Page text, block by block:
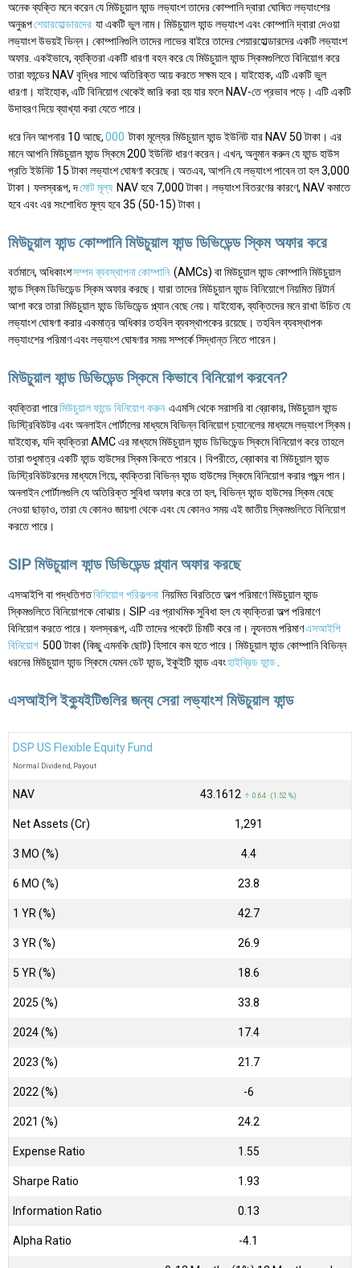
অনেক ব্যক্তি মনে করেন যে মিউচুয়াল ফান্ড লভ্যাংশ তাদের কোম্পানি দ্বারা ঘোষিত লভ্যাংশের
অনুরূপশেয়ারহোল্ডারদের যা একটি ভুল নাম। মিউচুয়াল ফান্ড লভ্যাংশ এবং কোম্পানি দ্বারা দেওয়া
লভ্যাংশ উভয়ই ভিন্ন। কোম্পানিগুলি তাদের লাভের বাইরে তাদের শেয়ারহোল্ডারদের একটি লভ্যাংশ
অফার. একইভাবে, ব্যক্তিরা একটি ধারণা বহন করে যে মিউচুয়াল ফান্ড স্কিমগুলিতে বিনিয়োগ করে
তারা ফান্ডের NAV বৃদ্ধির সাথে অতিরিক্ত আয় করতে সক্ষম হবে। যাইহোক, এটি একটি ভুল
ধারণা। যাইহোক, এটি বিনিয়োগ থেকেই জারি করা হয় যার ফলে NAV-তে প্রভাব পড়ে। এটি একটি
উদাহরণ দিয়ে ব্যাখ্যা করা যেতে পারে।
ধরে নিন আপনার 10 আছে,000 টাকা মূল্যের মিউচুয়াল ফান্ড ইউনিট যার NAV 50 টাকা। এর
মানে আপনি মিউচুয়াল ফান্ড স্কিমে 200 ইউনিট ধারণ করেন। এখন, অনুমান করুন যে ফান্ড হাউস
প্রতি ইউনিট 15 টাকা লভ্যাংশ ঘোষণা করেছে। অতএব, আপনি যে লভ্যাংশ পাবেন তা হল 3,000
টাকা। ফলস্বরূপ, দমোট মূল্য NAV হবে 7,000 টাকা। লভ্যাংশ বিতরণের কারণে, NAV কমাতে
হবে এবং এর সংশোধিত মূল্য হবে 35 (50-15) টাকা।
মিউচুয়াল ফান্ড কোম্পানি মিউচুয়াল ফান্ড ডিভিডেন্ড স্কিম অফার করে
বর্তমানে, অধিকাংশসম্পদ ব্যবস্থাপনা কোম্পানি (AMCs) বা মিউচুয়াল ফান্ড কোম্পানি মিউচুয়াল
ফান্ড স্কিম ডিভিডেন্ড স্কিম অফার করছে। যারা তাদের মিউচুয়াল ফান্ড বিনিয়োগে নিয়মিত রিটার্ন
আশা করে তারা মিউচুয়াল ফান্ড ডিভিডেন্ড প্ল্যান বেছে নেয়। যাইহোক, ব্যক্তিদের মনে রাখা উচিত যে
লভ্যাংশ ঘোষণা করার একমাত্র অধিকার তহবিল ব্যবস্থাপকের রয়েছে। তহবিল ব্যবস্থাপক
লভ্যাংশের পরিমাণ এবং লভ্যাংশ ঘোষণার সময় সম্পর্কে সিদ্ধান্ত নিতে পারেন।
মিউচুয়াল ফান্ড ডিভিডেন্ড স্কিমে কিভাবে বিনিয়োগ করবেন?
ব্যক্তিরা পারেমিউচুয়াল ফান্ডে বিনিয়োগ করুন এএমসি থেকে সরাসরি বা ব্রোকার, মিউচুয়াল ফান্ড
ডিস্ট্রিবিউটর এবং অনলাইন পোর্টালের মাধ্যমে বিভিন্ন বিনিয়োগ চ্যানেলের মাধ্যমে লভ্যাংশ স্কিম।
যাইহোক, যদি ব্যক্তিরা AMC এর মাধ্যমে মিউচুয়াল ফান্ড ডিভিডেন্ড স্কিমে বিনিয়োগ করে তাহলে
তারা শুধুমাত্র একটি ফান্ড হাউসের স্কিম কিনতে পারবে। বিপরীতে, ব্রোকার বা মিউচুয়াল ফান্ড
ডিস্ট্রিবিউটরদের মাধ্যমে গিয়ে, ব্যক্তিরা বিভিন্ন ফান্ড হাউসের স্কিমে বিনিয়োগ করার পছন্দ পান।
অনলাইন পোর্টালগুলি যে অতিরিক্ত সুবিধা অফার করে তা হল, বিভিন্ন ফান্ড হাউসের স্কিম বেছে
নেওয়া ছাড়াও, তারা যে কোনও জায়গা থেকে এবং যে কোনও সময় এই জাতীয় স্কিমগুলিতে বিনিয়োগ
করতে পারে।
SIP মিউচুয়াল ফান্ড ডিভিডেন্ড প্ল্যান অফার করছে
এসআইপি বা পদ্ধতিগতবিনিয়োগ পরিকল্পনা নিয়মিত বিরতিতে অল্প পরিমাণে মিউচুয়াল ফান্ড
স্কিমগুলিতে বিনিয়োগকে বোঝায়। SIP এর প্রাথমিক সুবিধা হল যে ব্যক্তিরা অল্প পরিমাণে
বিনিয়োগ করতে পারে। ফলস্বরূপ, এটি তাদের পকেটে চিমটি করে না। ন্যূনতম পরিমাণএসআইপি
বিনিয়োগ 500 টাকা (কিছু এমনকি ছোট) হিসাবে কম হতে পারে। মিউচুয়াল ফান্ড কোম্পানি বিভিন্ন
ধরনের মিউচুয়াল ফান্ড স্কিমে যেমন ডেট ফান্ড, ইকুইটি ফান্ড এবংহাইব্রিড ফান্ড
এসআইপি ইক্যুইটিগুলির জন্য সেরা লভ্যাংশ মিউচুয়াল ফান্ড
DSP US Flexible Equity Fund
Normal Dividend, Payout
NAV ₹43.1612 ↑ 0.64 (1.52 %)
Net Assets (Cr) ₹1,291
3 MO (%) 4.4
6 MO (%) 23.8
1 YR (%) 42.7
3 YR (%) 26.9
5 YR (%) 18.6
2025 (%) 33.8
2024 (%) 17.4
2023 (%) 21.7
2022 (%) -6
2021 (%) 24.2
Expense Ratio 1.55
Sharpe Ratio 1.93
Information Ratio 0.13
Alpha Ratio -4.1